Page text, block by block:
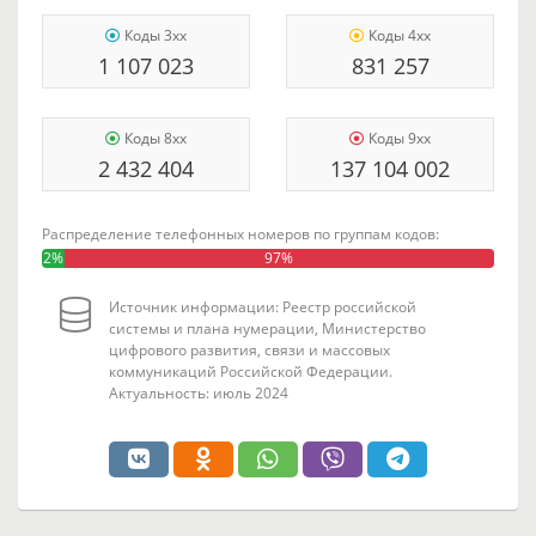
Коды 3xx
1 107 023
Коды 4xx
831 257
Коды 8xx
2 432 404
Коды 9xx
137 104 002
Распределение телефонных номеров по группам кодов:
2%
97%
Источник информации: Реестр российской
системы и плана нумерации, Министерство
цифрового развития, связи и массовых
коммуникаций Российской Федерации.
Актуальность: июль 2024